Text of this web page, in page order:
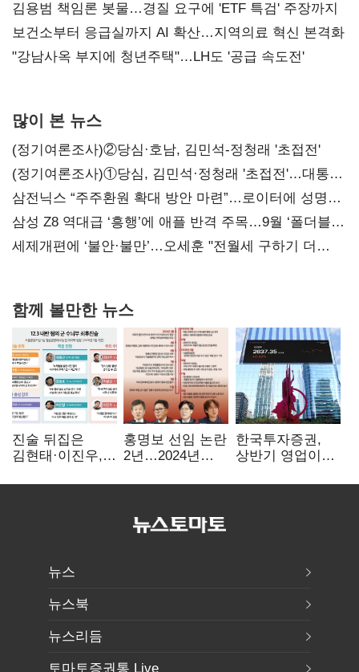
김용범 책임론 봇물…경질 요구에 'ETF 특검' 주장까지
보건소부터 응급실까지 AI 확산…지역의료 혁신 본격화
"강남사옥 부지에 청년주택"…LH도 '공급 속도전'
많이 본 뉴스
(정기여론조사)②당심·호남, 김민석-정청래 '초접전'
(정기여론조사)①당심, 김민석·정청래 '초접전'…대통령
지지도 '50% 아래로'(종합)
삼전닉스 “주주환원 확대 방안 마련”…로이터에 성명
보내
삼성 Z8 역대급 ‘흥행’에 애플 반격 주목…9월 ‘폴더블
대전’
세제개편에 ‘불안·불만’…오세훈 "전월세 구하기 더
함께 볼만한 뉴스
진술 뒤집은
김현태·이진우,
헌신"…법정서
홍명보 선임 논란
2년…2024년
압색까지
한국투자증권,
상반기 영업이익
전년비 89.1%↑
뉴스
뉴스북
뉴스리듬
토마토증권통 Live